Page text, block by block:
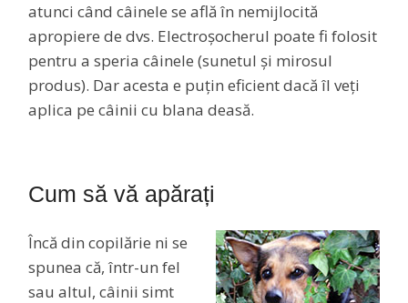
atunci când câinele se află în nemijlocită
apropiere de dvs. Electroșocherul poate fi folosit
pentru a speria câinele (sunetul și mirosul
produs). Dar acesta e puțin eficient dacă îl veți
aplica pe câinii cu blana deasă.
Cum să vă apărați
Încă din copilărie ni se
spunea că, într-un fel
sau altul, câinii simt